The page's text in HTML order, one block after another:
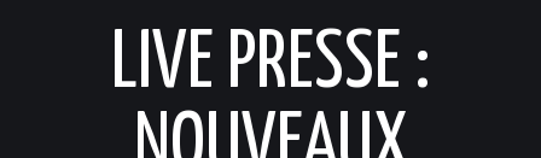
LIVE PRESSE :